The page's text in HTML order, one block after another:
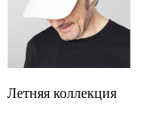
Летняя коллекция